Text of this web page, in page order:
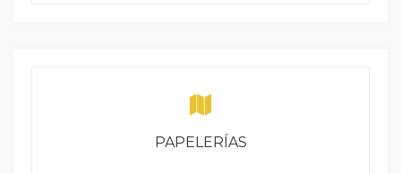
PAPELERÍAS